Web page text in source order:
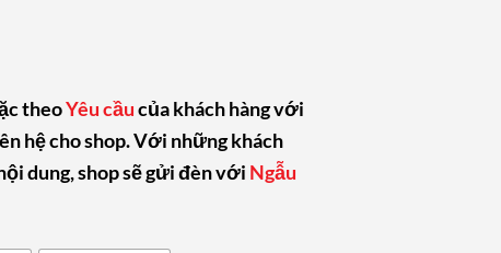
theoYêu cầucủa khách hàng với
hệ cho shop. Với những khách
dung, shop sẽ gửi đèn với Ngẫu